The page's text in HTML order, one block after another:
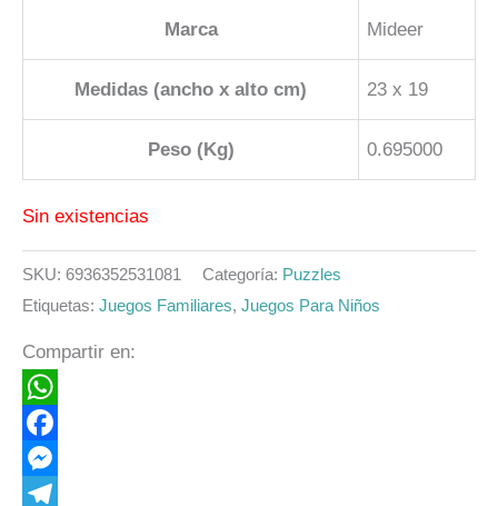
Marca Mideer
Medidas (ancho x alto cm) 23 x 19
Peso (Kg) 0.695000
Sin existencias
SKU: 6936352531081 Categoría: Puzzles
Etiquetas: Juegos Familiares, Juegos Para Niños
Compartir en:
WhatsApp
Facebook
Messenger